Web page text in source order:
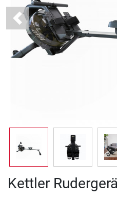
Previous
Kettler